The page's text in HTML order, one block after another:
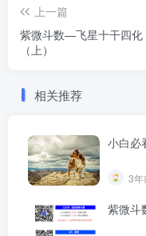
上一篇
紫微斗数—飞星十干四化
（上）
相关推荐
小白必
3年
紫微斗